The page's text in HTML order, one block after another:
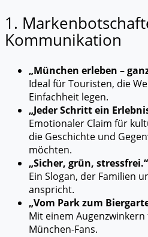
1.
Kommunikation
„München erleben –
Ideal für Touristen, die
Einfachheit legen.
„Jeder Schritt ein
Emotionaler Claim für
die Geschichte und
möchten.
„Sicher, grün, stressfrei.“
Ein Slogan, der Familien
anspricht.
„Vom Park zum
Mit einem
München-Fans.